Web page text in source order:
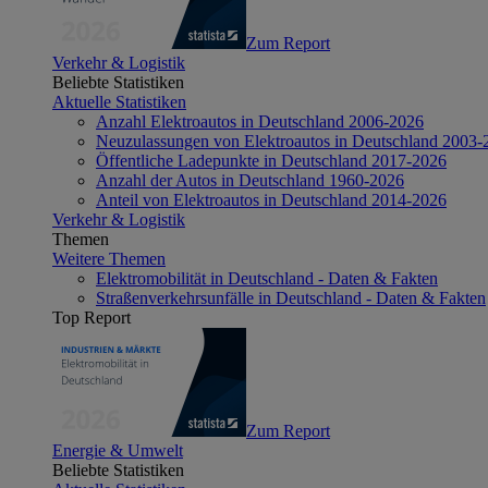
Zum Report
Verkehr & Logistik
Beliebte Statistiken
Aktuelle Statistiken
Anzahl Elektroautos in Deutschland 2006-2026
Neuzulassungen von Elektroautos in Deutschland 2003-
Öffentliche Ladepunkte in Deutschland 2017-2026
Anzahl der Autos in Deutschland 1960-2026
Anteil von Elektroautos in Deutschland 2014-2026
Verkehr & Logistik
Themen
Weitere Themen
Elektromobilität in Deutschland - Daten & Fakten
Straßenverkehrsunfälle in Deutschland - Daten & Fakten
Top Report
Zum Report
Energie & Umwelt
Beliebte Statistiken